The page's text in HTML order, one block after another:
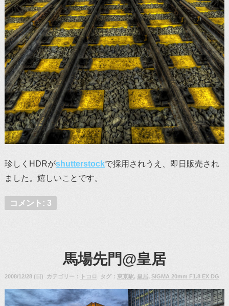
珍しくHDRがshutterstockで採用されうえ、即日販売され
ました。嬉しいことです。
コメント: 3
馬場先門@皇居
2008/12/28 (日) カテゴリー： トコロ タグ： 東京駅, 皇居, SIGMA 20mm F1.8 EX DG